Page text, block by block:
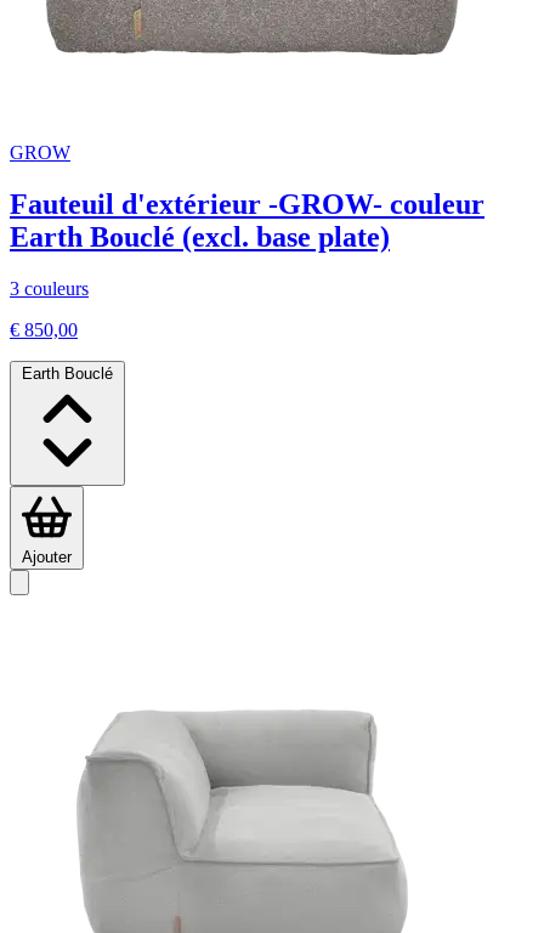
GROW
Fauteuil d'extérieur -GROW- couleur
Earth Bouclé (excl. base plate)
3 couleurs
€ 850,00
Earth Bouclé
Ajouter